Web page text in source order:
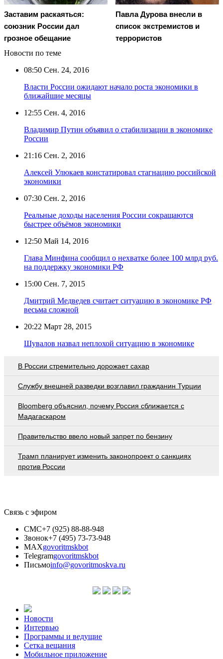
Заставим раскаяться:
союзник России дал
грозное обещание
Павла Дурова внесли в
список экстремистов и
террористов
Новости по теме
08:50 Сен. 24, 2016
Власти России ожидают начало роста экономики в
ближайшие месяцы
12:55 Сен. 4, 2016
Владимир Путин объявил о стабилизации в экономике
России
21:16 Сен. 2, 2016
Алексей Улюкаев констатировал стагнацию российской
экономики
07:30 Сен. 2, 2016
Реальные доходы населения России сокращаются
быстрее объёмов экономики
12:50 Май 14, 2016
Глава Минфина сообщил о нехватке более 100 млрд руб.
на поддержку экономики РФ
15:00 Сен. 7, 2015
Дмитрий Медведев считает ситуацию в экономике РФ
весьма сложной
20:22 Март 28, 2015
Шувалов назвал неплохой ситуацию в экономике
В России стремительно дорожает сахар
Службу внешней разведки возглавил гражданин Турции
Bloomberg объяснил, почему Россия сближается с
Мадагаскаром
Правительство ввело новый запрет по бензину
Трамп планирует изменить законопроект о санкциях
против России
Связь с эфиром
СМС+7 (925) 88-88-948
Звонок+7 (495) 73-73-948
MAXgovoritmskbot
Telegramgovoritmskbot
Письмоinfo@govoritmoskva.ru
Новости
Интервью
Программы и ведущие
Сетка вещания
Мобильное приложение